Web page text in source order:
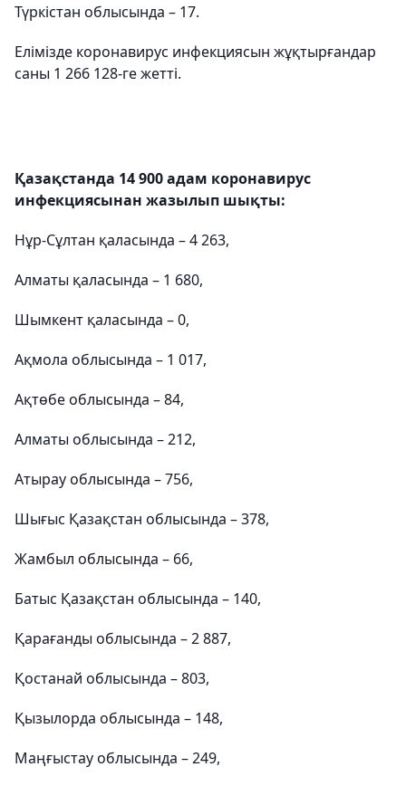
Түркістан облысында – 17.
Елімізде коронавирус инфекциясын жұқтырғандар
саны 1 266 128-ге жетті.
Қазақстанда 14 900 адам коронавирус
инфекциясынан жазылып шықты:
Нұр-Сұлтан қаласында – 4 263,
Алматы қаласында – 1 680,
Шымкент қаласында – 0,
Ақмола облысында – 1 017,
Ақтөбе облысында – 84,
Алматы облысында – 212,
Атырау облысында – 756,
Шығыс Қазақстан облысында – 378,
Жамбыл облысында – 66,
Батыс Қазақстан облысында – 140,
Қарағанды облысында – 2 887,
Қостанай облысында – 803,
Қызылорда облысында – 148,
Маңғыстау облысында – 249,